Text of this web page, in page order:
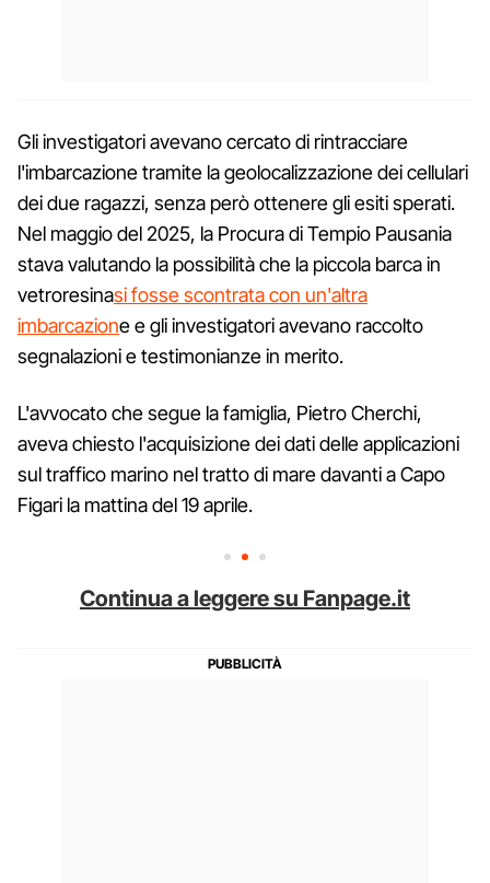
Gli investigatori avevano cercato di rintracciare
l'imbarcazione tramite la geolocalizzazione dei cellulari
dei due ragazzi, senza però ottenere gli esiti sperati.
Nel maggio del 2025, la Procura di Tempio Pausania
stava valutando la possibilità che la piccola barca in
vetroresinasi fosse scontrata con un'altra
imbarcazione e gli investigatori avevano raccolto
segnalazioni e testimonianze in merito.
L'avvocato che segue la famiglia, Pietro Cherchi,
aveva chiesto l'acquisizione dei dati delle applicazioni
sul traffico marino nel tratto di mare davanti a Capo
Figari la mattina del 19 aprile.
Continua a leggere su Fanpage.it